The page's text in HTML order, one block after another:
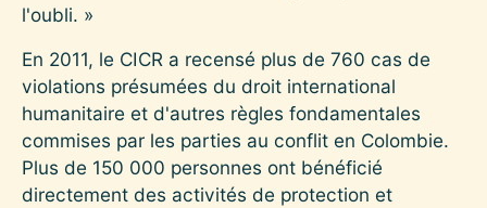
l'oubli. »
En 2011, le CICR a recensé plus de 760 cas de
violations présumées du droit international
humanitaire et d'autres règles fondamentales
commises par les parties au conflit en Colombie.
Plus de 150 000 personnes ont bénéficié
directement des activités de protection et